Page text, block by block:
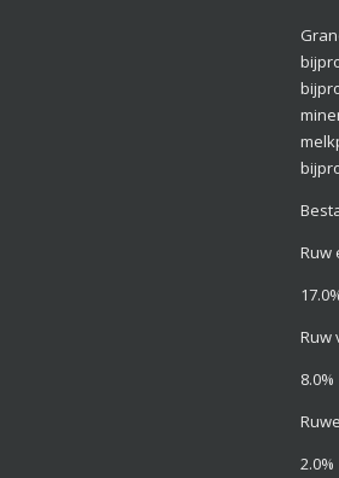
Ruw
Ruw
8.0%
2.0%